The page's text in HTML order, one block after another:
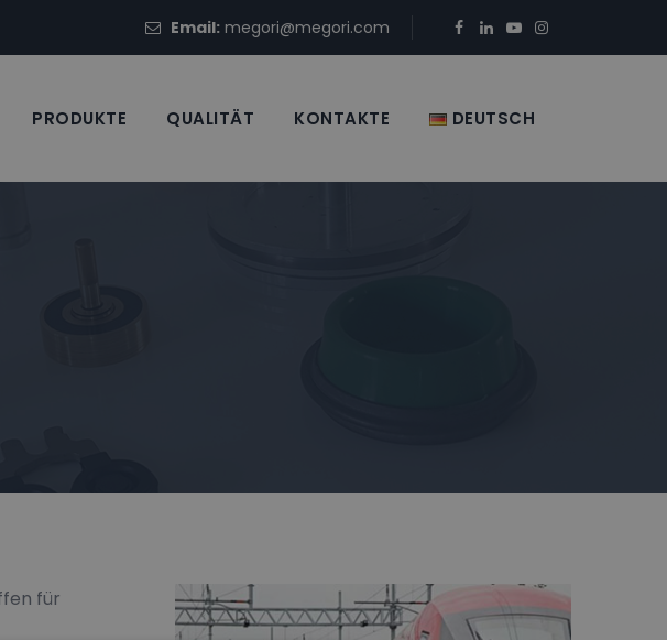
Email: megori@megori.com
PRODUKTE QUALITÄT KONTAKTE DEUTSCH
für